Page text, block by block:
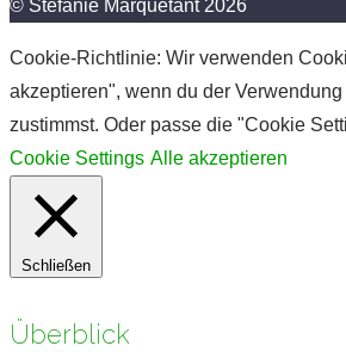
© Stefanie Marquetant 2026
Cookie-Richtlinie: Wir verwenden
akzeptieren", wenn du der
zustimmst. Oder passe die "Cookie
Cookie Settings Alle akzeptieren
Schließen
Überblick